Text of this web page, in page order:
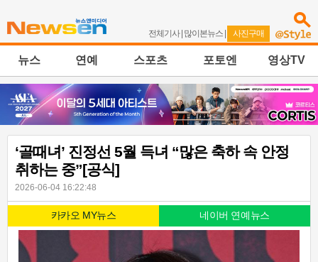
전체기사| 많이본뉴스 | 사진구매
뉴스 연예 스포츠 포토엔 영상TV
‘골때녀’ 진정선 5월 득녀 “많은 축하 속 안정
취하는 중”[공식]
2026-06-04 16:22:48
카카오 MY뉴스 네이버 연예뉴스